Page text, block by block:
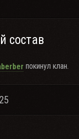
состав
покинул клан.